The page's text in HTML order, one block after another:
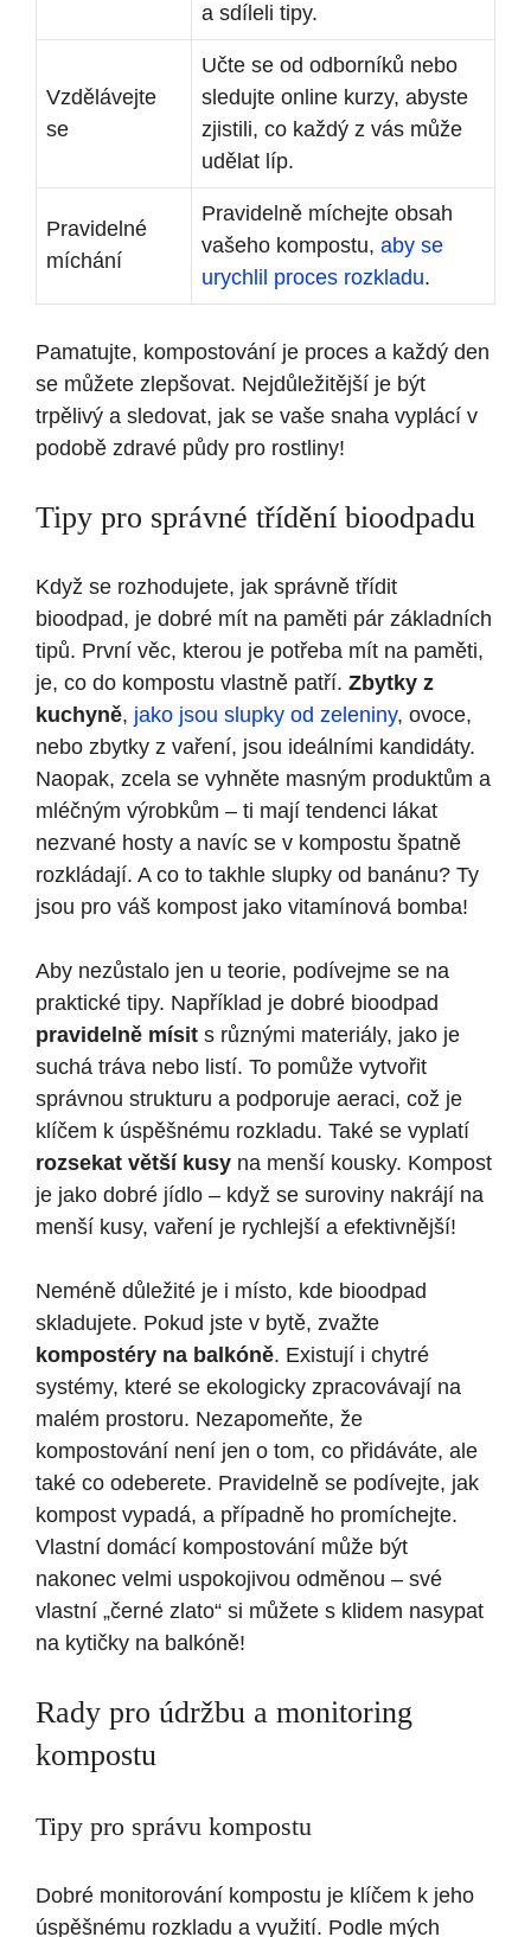
a sdíleli tipy.
Vzdělávejte
se
Učte se od odborníků nebo
sledujte online kurzy, abyste
zjistili, co každý z vás může
udělat líp.
Pravidelné
míchání
Pravidelně míchejte obsah
vašeho kompostu, aby se
urychlil proces rozkladu.
Pamatujte, kompostování je proces⁢ a každý den
se můžete ⁢zlepšovat. Nejdůležitější je být
trpělivý a sledovat, jak se vaše snaha vyplácí v
⁢podobě⁤ zdravé ⁢půdy‌ pro rostliny!
Tipy⁤ pro správné třídění bioodpadu
Když se rozhodujete, jak⁢ správně třídit
bioodpad, je dobré mít na paměti ⁣pár základních
tipů. První věc, kterou je potřeba mít na paměti,
je, co do kompostu vlastně⁤ patří. Zbytky z
kuchyně, jako jsou⁣ slupky od zeleniny, ovoce,
nebo zbytky z⁤ vaření, jsou ideálními kandidáty.
Naopak,⁢ zcela se​ vyhněte masným produktům a
mléčným výrobkům⁣ – ti mají tendenci lákat
nezvané hosty a navíc se ‌v kompostu špatně
rozkládají. A co to takhle slupky od banánu? Ty
jsou ​pro váš​ kompost​ jako ​vitamínová bomba!
Aby nezůstalo jen u⁤ teorie, podívejme se‍ na
‌praktické tipy. Například je dobré bioodpad
pravidelně mísit s různými materiály, jako je
suchá tráva nebo listí. ⁢To pomůže vytvořit
správnou strukturu a podporuje aeraci, což je
klíčem k úspěšnému ‍rozkladu. Také se ⁣vyplatí
rozsekat větší kusy na menší kousky. Kompost
je jako dobré jídlo – ‌když⁢ se suroviny nakrájí na
⁢menší kusy, vaření je rychlejší a​ efektivnější!
Neméně důležité je i místo, ​kde bioodpad
skladujete. Pokud jste v bytě, zvažte
kompostéry na balkóně. Existují i ‌chytré
⁣systémy, které se ekologicky zpracovávají na
malém prostoru. ⁢Nezapomeňte, že
kompostování není jen o tom, co přidáváte, ale ​
také co odeberete.⁤ Pravidelně se podívejte, jak
kompost vypadá, a případně ho promíchejte.
‍Vlastní domácí kompostování může být
nakonec velmi uspokojivou odměnou – své
vlastní „černé zlato“ si můžete s klidem nasypat
na kytičky na balkóně!
Rady pro údržbu a monitoring
kompostu
Tipy pro ⁢správu kompostu
Dobré monitorování kompostu je​ klíčem k jeho
úspěšnému rozkladu a využití.⁢ Podle mých